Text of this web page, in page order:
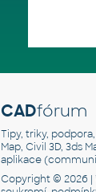
CADfórum
Tipy, triky,
Map, Civil 3D, 3ds
aplikace
Copyright © 2026 |